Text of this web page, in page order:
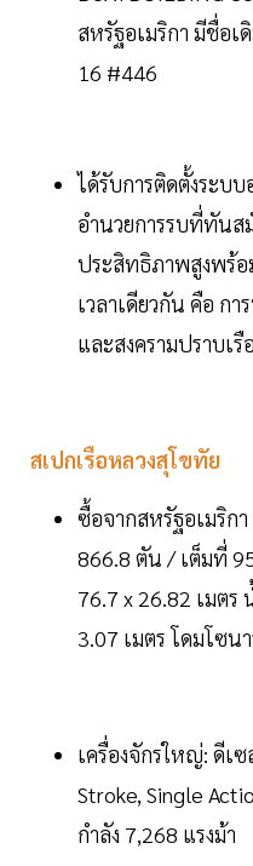
สหรัฐอเมริกา มีชื่อเ
16 #446
ได้รับการติดตั้งระบ
อำนวยการรบที่ทันส
ประสิทธิภาพสูงพร้อ
เวลาเดียวกัน คือ ก
และสงครามปราบเรื
สเปกเรือหลวงสุโขทัย
ซื้อจากสหรัฐอเมริก
866.8 ตัน / เต็มที่
76.7 x 26.82 เมตร
3.07 เมตร โดมโซน
เครื่องจักรใหญ่: ดีเ
Stroke, Single
กำลัง 7,268 แรงม้า